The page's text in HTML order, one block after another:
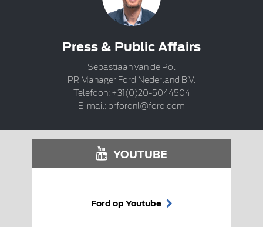
Press & Public Affairs
Sebastiaan van de Pol
PR Manager Ford Nederland B.V.
Telefoon: +31(0)20-5044504
E-mail: prfordnl@ford.com
YOUTUBE
Ford op Youtube